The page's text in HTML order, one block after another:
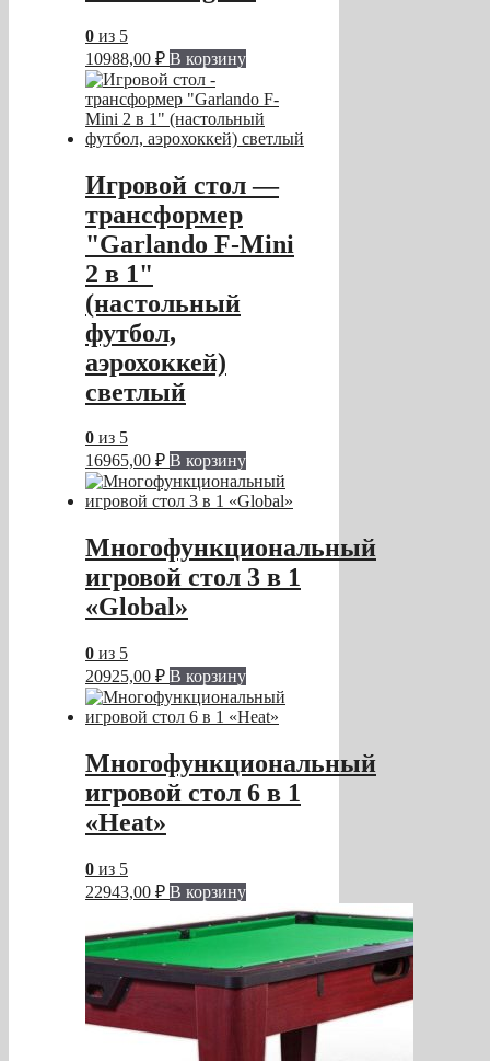
0 из 5
10988,00 ₽ В корзину
Игровой стол —
трансформер
"Garlando F-Mini
2 в 1"
(настольный
футбол,
аэрохоккей)
светлый
0 из 5
16965,00 ₽ В корзину
Многофункциональный
игровой стол 3 в 1
«Global»
0 из 5
20925,00 ₽ В корзину
Многофункциональный
игровой стол 6 в 1
«Heat»
0 из 5
22943,00 ₽ В корзину